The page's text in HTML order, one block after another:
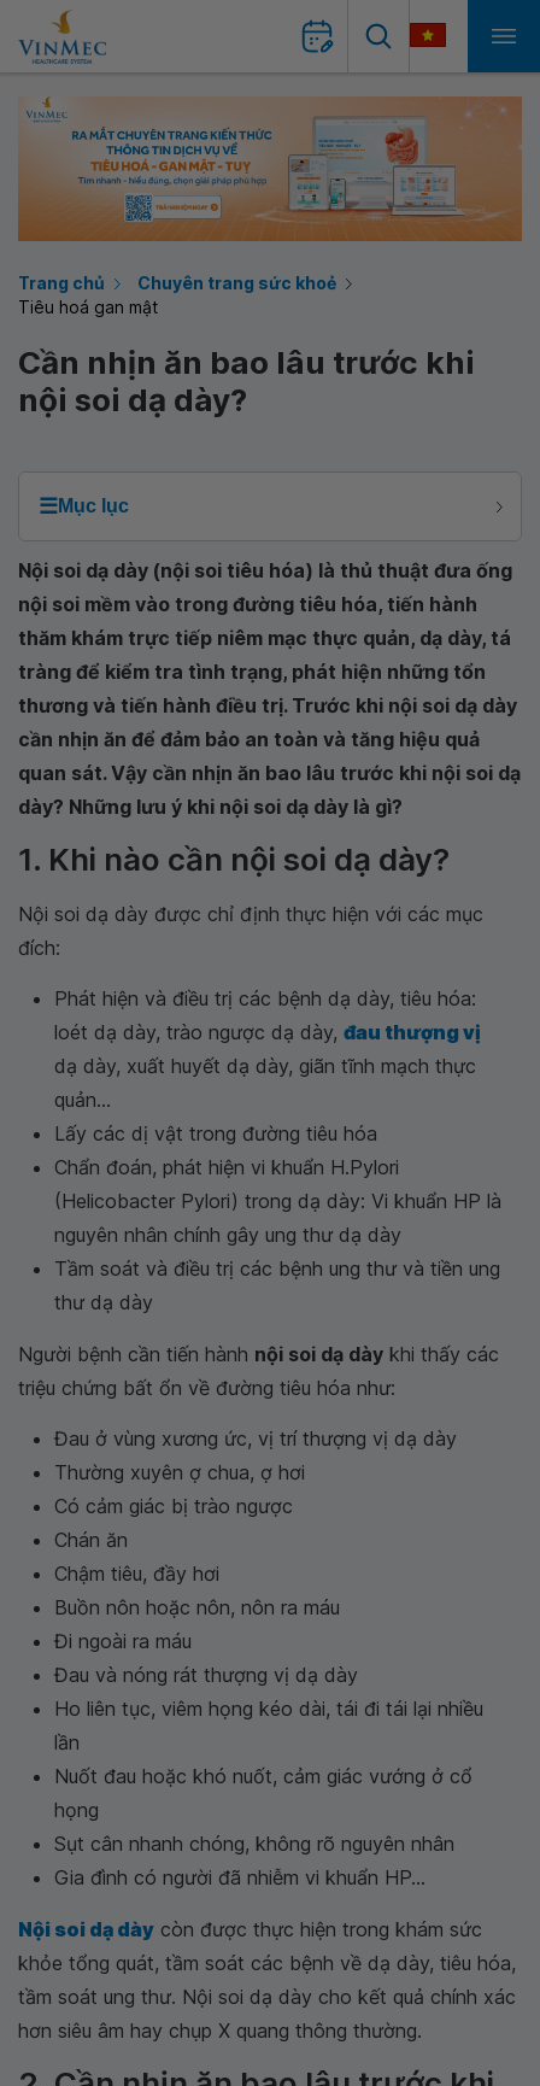
Trang chủ
Chuyên trang sức khoẻ
Tiêu hoá gan mật
Cần nhịn ăn bao lâu trước khi
nội soi dạ dày?
☰Mục lục
Nội soi dạ dày (nội soi tiêu hóa) là thủ thuật đưa ống
nội soi mềm vào trong đường tiêu hóa, tiến hành
thăm khám trực tiếp niêm mạc thực quản, dạ dày, tá
tràng để kiểm tra tình trạng, phát hiện những tổn
thương và tiến hành điều trị. Trước khi nội soi dạ dày
cần nhịn ăn để đảm bảo an toàn và tăng hiệu quả
quan sát. Vậy cần nhịn ăn bao lâu trước khi nội soi dạ
dày? Những lưu ý khi nội soi dạ dày là gì?
1. Khi nào cần nội soi dạ dày?
Nội soi dạ dày được chỉ định thực hiện với các mục
đích:
Phát hiện và điều trị các bệnh dạ dày, tiêu hóa:
loét dạ dày, trào ngược dạ dày, đau thượng vị
dạ dày, xuất huyết dạ dày, giãn tĩnh mạch thực
quản...
Lấy các dị vật trong đường tiêu hóa
Chẩn đoán, phát hiện vi khuẩn H.Pylori
(Helicobacter Pylori) trong dạ dày: Vi khuẩn HP là
nguyên nhân chính gây ung thư dạ dày
Tầm soát và điều trị các bệnh ung thư và tiền ung
thư dạ dày
Người bệnh cần tiến hành nội soi dạ dày khi thấy các
triệu chứng bất ổn về đường tiêu hóa như:
Đau ở vùng xương ức, vị trí thượng vị dạ dày
Thường xuyên ợ chua, ợ hơi
Có cảm giác bị trào ngược
Chán ăn
Chậm tiêu, đầy hơi
Buồn nôn hoặc nôn, nôn ra máu
Đi ngoài ra máu
Đau và nóng rát thượng vị dạ dày
Ho liên tục, viêm họng kéo dài, tái đi tái lại nhiều
lần
Nuốt đau hoặc khó nuốt, cảm giác vướng ở cổ
họng
Sụt cân nhanh chóng, không rõ nguyên nhân
Gia đình có người đã nhiễm vi khuẩn HP...
Nội soi dạ dày còn được thực hiện trong khám sức
khỏe tổng quát, tầm soát các bệnh về dạ dày, tiêu hóa,
tầm soát ung thư. Nội soi dạ dày cho kết quả chính xác
hơn siêu âm hay chụp X quang thông thường.